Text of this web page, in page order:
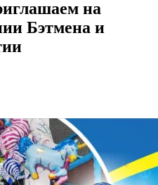
на
Бэтмена и